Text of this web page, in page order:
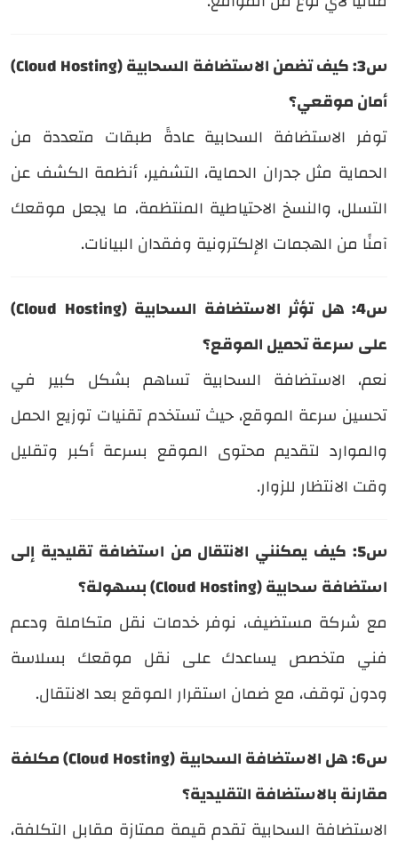
س3: كيف تضمن الاستضافة السحابية (Cloud Hosting)
أمان موقعي؟
توفر الاستضافة السحابية عادةً طبقات متعددة من
الحماية مثل جدران الحماية، التشفير، أنظمة الكشف عن
التسلل، والنسخ الاحتياطية المنتظمة، ما يجعل موقعك
آمنًا من الهجمات الإلكترونية وفقدان البيانات.
س4: هل تؤثر الاستضافة السحابية (Cloud Hosting)
على سرعة تحميل الموقع؟
نعم، الاستضافة السحابية تساهم بشكل كبير في
تحسين سرعة الموقع، حيث تستخدم تقنيات توزيع الحمل
والموارد لتقديم محتوى الموقع بسرعة أكبر وتقليل
وقت الانتظار للزوار.
س5: كيف يمكنني الانتقال من استضافة تقليدية إلى
استضافة سحابية (Cloud Hosting) بسهولة؟
مع شركة مستضيف، نوفر خدمات نقل متكاملة ودعم
فني متخصص يساعدك على نقل موقعك بسلاسة
ودون توقف، مع ضمان استقرار الموقع بعد الانتقال.
س6: هل الاستضافة السحابية (Cloud Hosting) مكلفة
مقارنة بالاستضافة التقليدية؟
الاستضافة السحابية تقدم قيمة ممتازة مقابل التكلفة،